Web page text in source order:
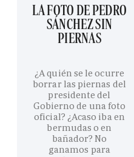
LA FOTO DE PEDRO
SÁNCHEZ SIN
PIERNAS
¿A quién se le ocurre
borrar las piernas del
presidente del
Gobierno de una foto
oficial? ¿Acaso iba en
bermudas o en
bañador? No
ganamos para